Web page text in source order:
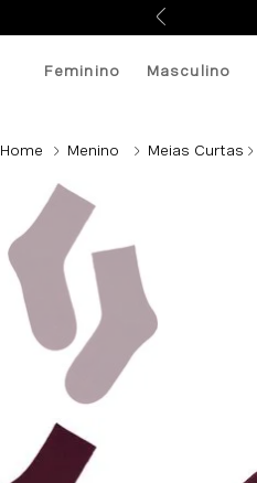
Feminino Masculino
Menino Meias Curtas